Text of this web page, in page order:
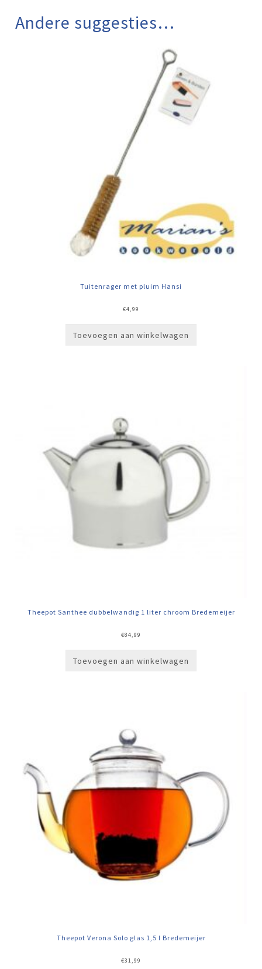
Andere suggesties…
Tuitenrager met pluim Hansi
€4,99
Toevoegen aan winkelwagen
Theepot Santhee dubbelwandig 1 liter chroom Bredemeijer
€84,99
Toevoegen aan winkelwagen
Theepot Verona Solo glas 1,5 l Bredemeijer
€31,99